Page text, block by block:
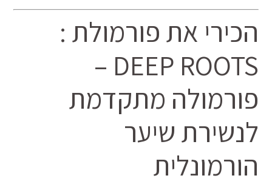
הכירי את פורמולת :
DEEP ROOTS –
פורמולה מתקדמת
לנשירת שיער
הורמונלית